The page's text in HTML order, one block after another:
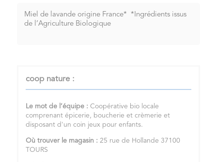
Miel de lavande origine France* *Ingrédients issus
de l’Agriculture Biologique
coop nature :
Le mot de l’équipe : Coopérative bio locale
comprenant épicerie, boucherie et crèmerie et
disposant d'un coin jeux pour enfants.
Où trouver le magasin : 25 rue de Hollande 37100
TOURS